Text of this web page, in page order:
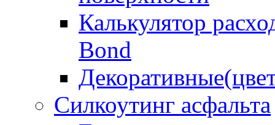
Калькулятор
Bond
Силкоутинг асфальта